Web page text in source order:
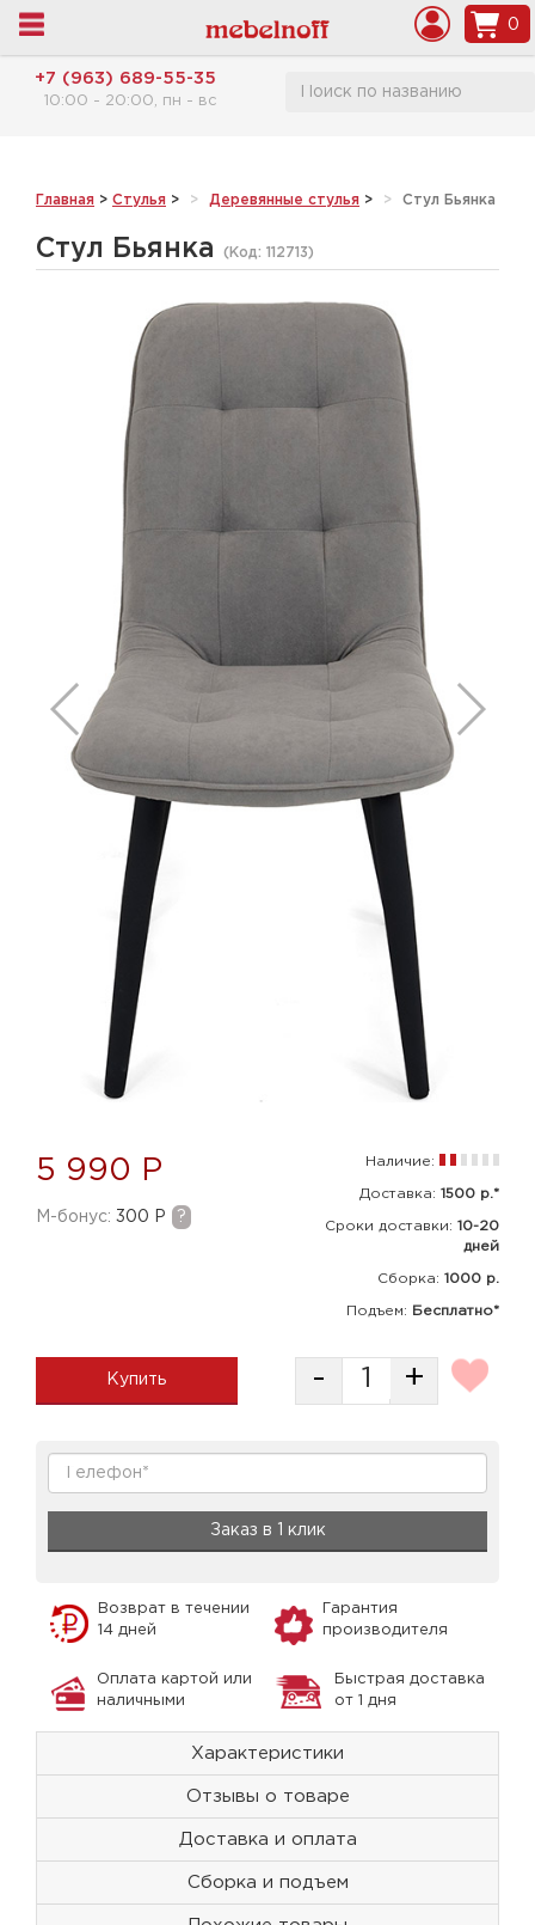
0
+7 (963) 689-55-35
10:00 - 20:00, пн - вс
Главная > Стулья > Деревянные стулья > Стул Бьянка
Стул Бьянка (Код: 112713)
5 990 Р
M-бонус: 300 Р ?
Наличие:
Доставка: 1500 р.*
Сроки доставки: 10-20
дней
Сборка: 1000 р.
Подъем: Бесплатно*
Купить - +
Заказ в 1 клик
Возврат в течении
14 дней
Гарантия
производителя
Оплата картой или
наличными
Быстрая доставка
от 1 дня
Характеристики
Отзывы о товаре
Доставка и оплата
Сборка и подъем